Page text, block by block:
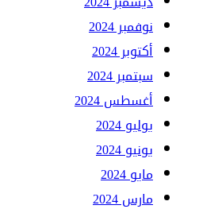
نوفمبر 2024
أكتوبر 2024
سبتمبر 2024
أغسطس 2024
يوليو 2024
يونيو 2024
مايو 2024
مارس 2024